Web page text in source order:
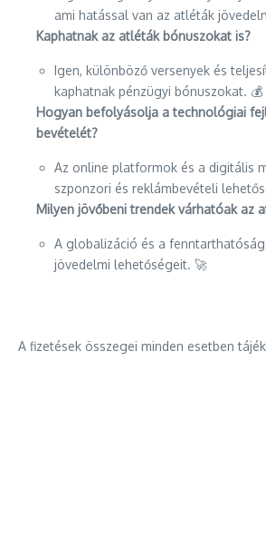
ami hatással van az atléták
Kaphatnak az atléták bónuszokat is?
Igen, különböző versenyek és
kaphatnak pénzügyi bónuszokat. 💰
Hogyan befolyásolja a technológiai
bevételét?
Az online platformok és a digitális
szponzori és reklámbevételi
Milyen jövőbeni trendek várhatóak az
A globalizáció és a
jövedelmi lehetőségeit. 🚀
A fizetések összegei minden esetben